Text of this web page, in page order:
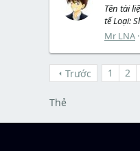
Tên tài
tế Loại:
Mr LNA
Trước 1 2
Thẻ